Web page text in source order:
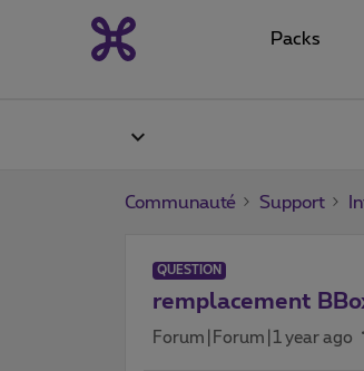
Packs
Communauté Support
QUESTION
remplacement
Forum|Forum|1 year ago